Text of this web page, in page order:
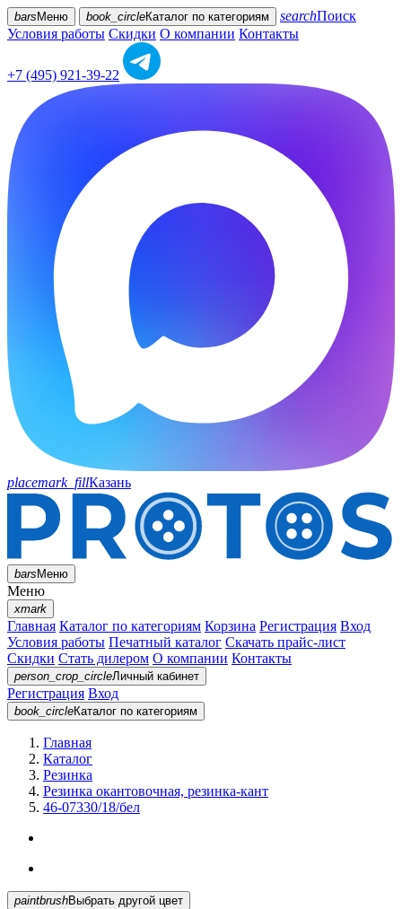
bars Меню book_circleКаталог по категориям searchПоиск
Условия работы Скидки О компании Контакты
+7 (495) 921-39-22
placemark_fillКазань
barsМеню
Меню
xmark
Главная Каталог по категориям Корзина Регистрация Вход
Условия работы Печатный каталог Скачать прайс-лист
Скидки Стать дилером О компании Контакты
person_crop_circleЛичный кабинет
Регистрация Вход
book_circleКаталог по категориям
Главная
Каталог
Резинка
Резинка окантовочная, резинка-кант
46-07330/18/бел
paintbrush Выбрать другой цвет